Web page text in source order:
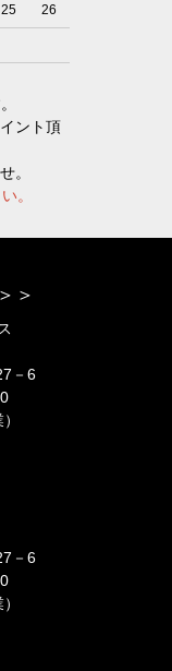
25 26
ント頂
。
。
＞
－6
－6